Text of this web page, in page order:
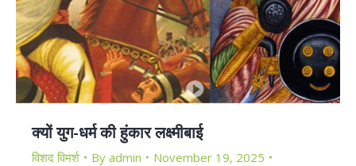
क्यों युग-धर्म की हुंकार लक्ष्मीबाई
विशद विमर्श By admin
November 19, 2025